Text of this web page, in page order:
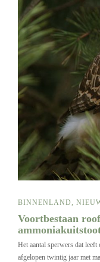
BINNENLAND
Voortbestaan
Het aantal sperwers dat
afgelopen twintig jaar met